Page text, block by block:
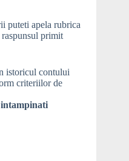
puteti apela rubrica
primit
istoricul contului
criteriilor de
intampinati